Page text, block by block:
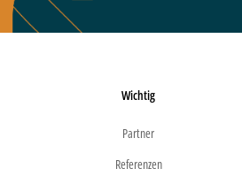
Wichtig
Partner
Referenzen